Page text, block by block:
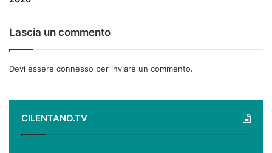
Lascia un commento
Devi essere connesso per inviare un commento.
CILENTANO.TV